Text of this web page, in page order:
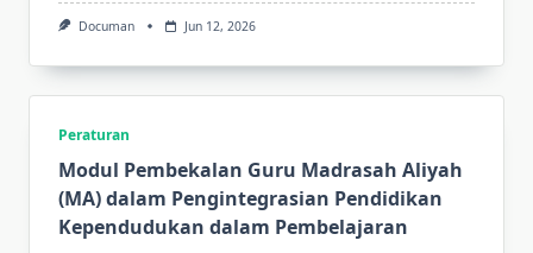
Documan Jun 12, 2026
Peraturan
Modul Pembekalan Guru Madrasah Aliyah
(MA) dalam Pengintegrasian Pendidikan
Kependudukan dalam Pembelajaran